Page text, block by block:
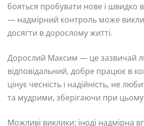
бояться пробувати нове і швидко
— надмірний контроль може
досягти в дорослому житті.
Дорослий Максим — це зазвичай
відповідальний, добре працює в
цінує чесність і надійність, не
та мудрими, зберігаючи при цьому
Можливі виклики: іноді надмірна